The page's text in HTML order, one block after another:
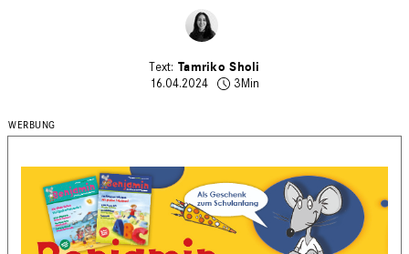
Tamriko Sholi
16.04.2024
3Min